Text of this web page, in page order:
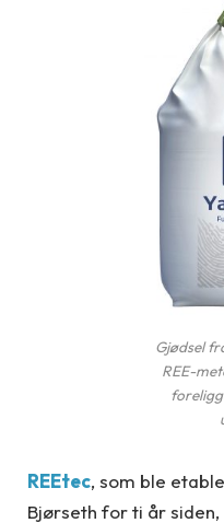
Gjødsel
REE-
REEtec, som ble
Bjørseth for ti år